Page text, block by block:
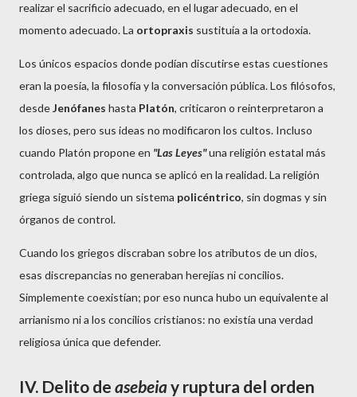
realizar el sacrificio adecuado, en el lugar adecuado, en el
momento adecuado. La ortopraxis sustituía a la ortodoxia.
Los únicos espacios donde podían discutirse estas cuestiones
eran la poesía, la filosofía y la conversación pública. Los filósofos,
desdeJenófanes hasta Platón, criticaron o reinterpretaron a
los dioses, pero sus ideas no modificaron los cultos. Incluso
cuando Platón propone en "Las Leyes"una religión estatal más
controlada, algo que nunca se aplicó en la realidad. La religión
griega siguió siendo un sistema policéntrico, sin dogmas y sin
órganos de control.
Cuando los griegos discraban sobre los atributos de un dios,
esas discrepancias no generaban herejías ni concilios.
Simplemente coexistían; por eso nunca hubo un equivalente al
arrianismo ni a los concilios cristianos: no existía una verdad
religiosa única que defender.
IV. Delito de asebeiay ruptura del orden